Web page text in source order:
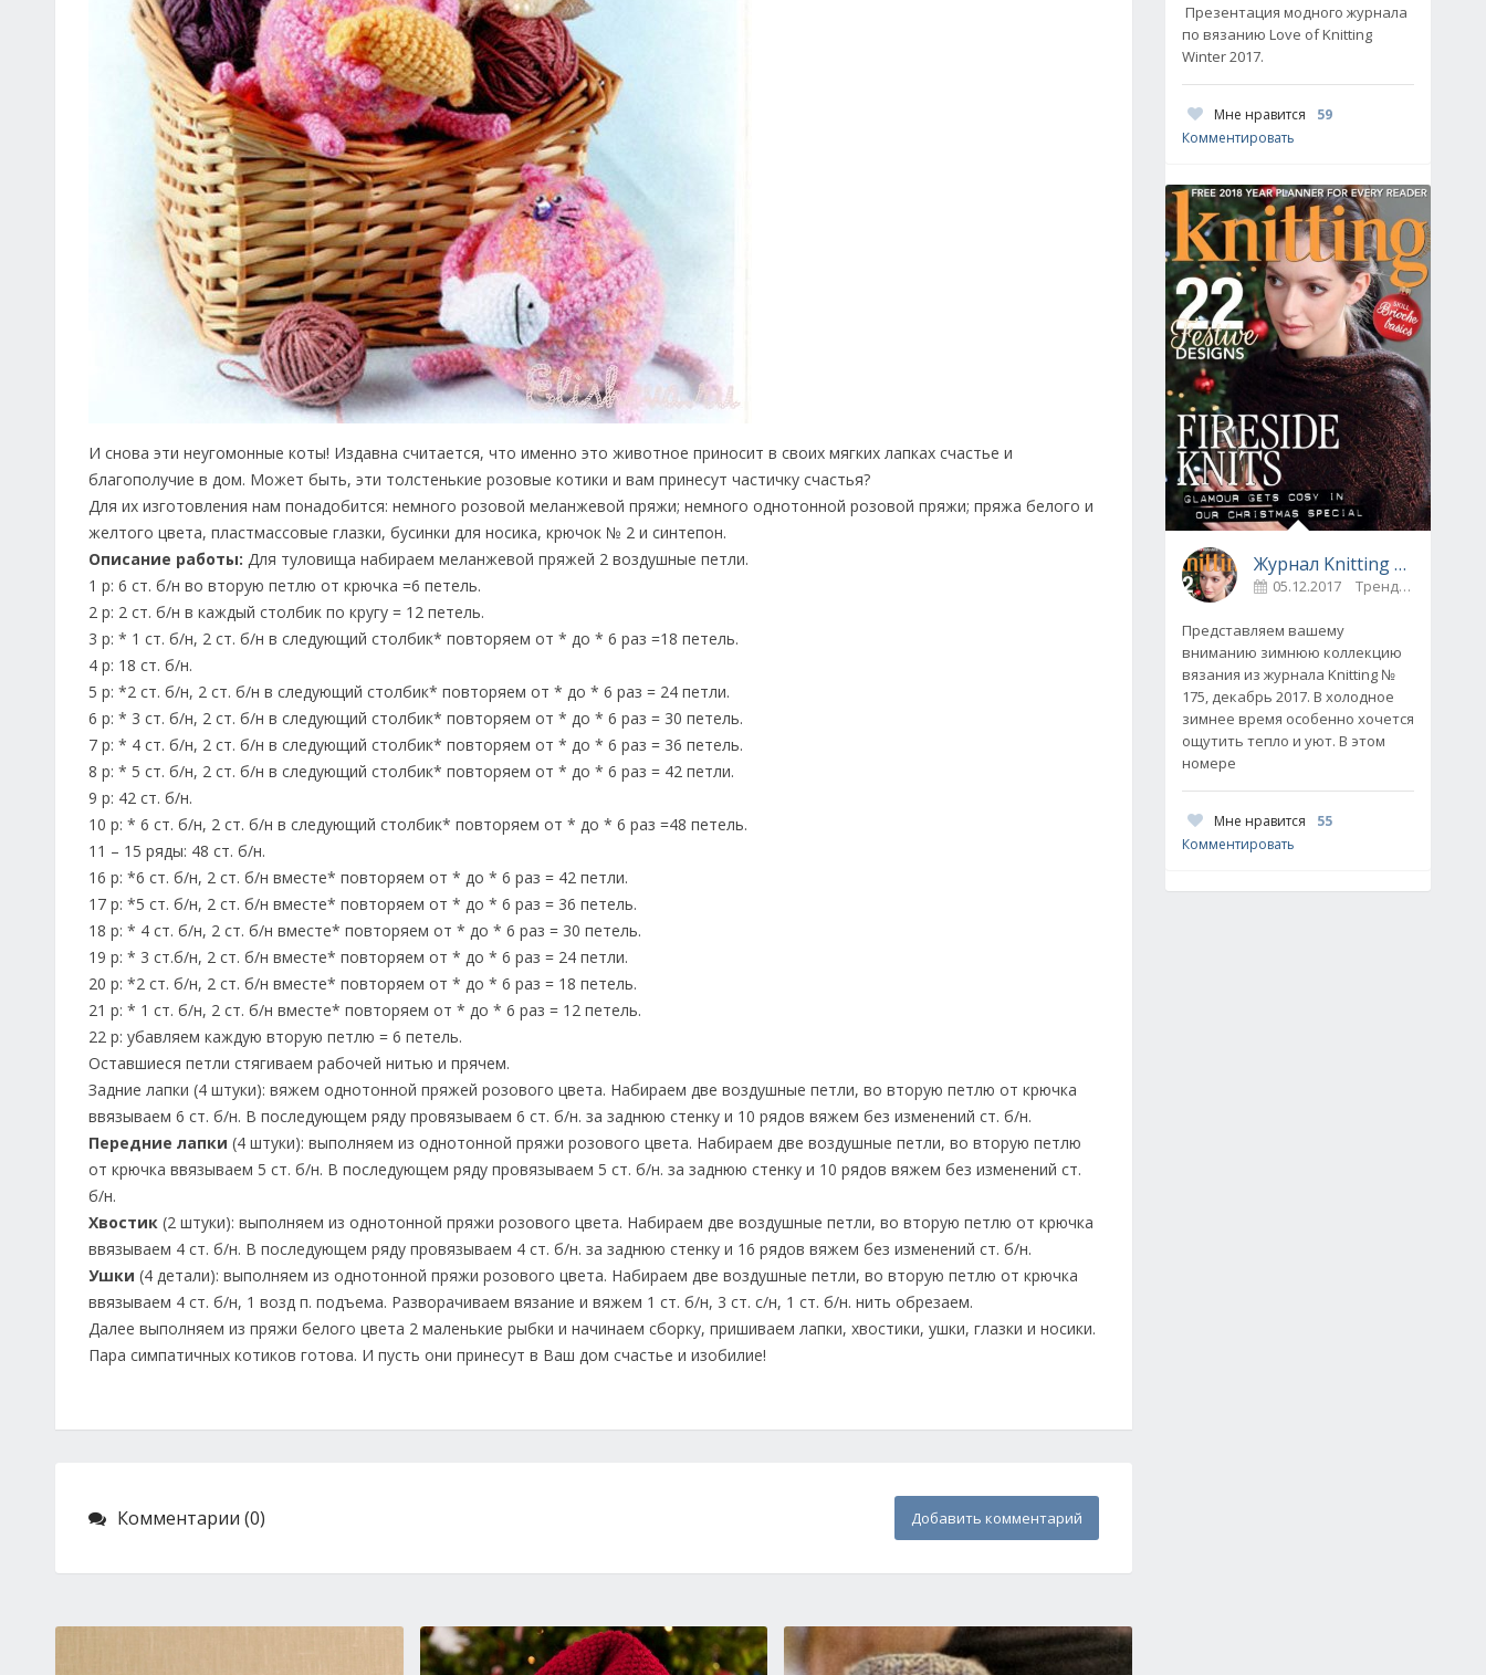
И снова эти неугомонные коты! Издавна считается, что именно это животное приносит в своих мягких лапках счастье и
благополучие в дом. Может быть, эти толстенькие розовые котики и вам принесут частичку счастья?
Для их изготовления нам понадобится: немного розовой меланжевой пряжи; немного однотонной розовой пряжи; пряжа белого и
желтого цвета, пластмассовые глазки, бусинки для носика, крючок № 2 и синтепон.
Описание работы: Для туловища набираем меланжевой пряжей 2 воздушные петли.
1 р: 6 ст. б/н во вторую петлю от крючка =6 петель.
2 р: 2 ст. б/н в каждый столбик по кругу = 12 петель.
3 р: * 1 ст. б/н, 2 ст. б/н в следующий столбик* повторяем от * до * 6 раз =18 петель.
4 р: 18 ст. б/н.
5 р: *2 ст. б/н, 2 ст. б/н в следующий столбик* повторяем от * до * 6 раз = 24 петли.
6 р: * 3 ст. б/н, 2 ст. б/н в следующий столбик* повторяем от * до * 6 раз = 30 петель.
7 р: * 4 ст. б/н, 2 ст. б/н в следующий столбик* повторяем от * до * 6 раз = 36 петель.
8 р: * 5 ст. б/н, 2 ст. б/н в следующий столбик* повторяем от * до * 6 раз = 42 петли.
9 р: 42 ст. б/н.
10 р: * 6 ст. б/н, 2 ст. б/н в следующий столбик* повторяем от * до * 6 раз =48 петель.
11 – 15 ряды: 48 ст. б/н.
16 р: *6 ст. б/н, 2 ст. б/н вместе* повторяем от * до * 6 раз = 42 петли.
17 р: *5 ст. б/н, 2 ст. б/н вместе* повторяем от * до * 6 раз = 36 петель.
18 р: * 4 ст. б/н, 2 ст. б/н вместе* повторяем от * до * 6 раз = 30 петель.
19 р: * 3 ст.б/н, 2 ст. б/н вместе* повторяем от * до * 6 раз = 24 петли.
20 р: *2 ст. б/н, 2 ст. б/н вместе* повторяем от * до * 6 раз = 18 петель.
21 р: * 1 ст. б/н, 2 ст. б/н вместе* повторяем от * до * 6 раз = 12 петель.
22 р: убавляем каждую вторую петлю = 6 петель.
Оставшиеся петли стягиваем рабочей нитью и прячем.
Задние лапки (4 штуки): вяжем однотонной пряжей розового цвета. Набираем две воздушные петли, во вторую петлю от крючка
ввязываем 6 ст. б/н. В последующем ряду провязываем 6 ст. б/н. за заднюю стенку и 10 рядов вяжем без изменений ст. б/н.
Передние лапки (4 штуки): выполняем из однотонной пряжи розового цвета. Набираем две воздушные петли, во вторую петлю
от крючка ввязываем 5 ст. б/н. В последующем ряду провязываем 5 ст. б/н. за заднюю стенку и 10 рядов вяжем без изменений ст.
б/н.
Хвостик (2 штуки): выполняем из однотонной пряжи розового цвета. Набираем две воздушные петли, во вторую петлю от крючка
ввязываем 4 ст. б/н. В последующем ряду провязываем 4 ст. б/н. за заднюю стенку и 16 рядов вяжем без изменений ст. б/н.
Ушки (4 детали): выполняем из однотонной пряжи розового цвета. Набираем две воздушные петли, во вторую петлю от крючка
ввязываем 4 ст. б/н, 1 возд п. подъема. Разворачиваем вязание и вяжем 1 ст. б/н, 3 ст. с/н, 1 ст. б/н. нить обрезаем.
Далее выполняем из пряжи белого цвета 2 маленькие рыбки и начинаем сборку, пришиваем лапки, хвостики, ушки, глазки и носики.
Пара симпатичных котиков готова. И пусть они принесут в Ваш дом счастье и изобилие!
Комментарии (0) Добавить комментарий
Презентация модного журнала
по вязанию Love of Knitting
Winter 2017.
Мне нравится
59
Комментировать
Журнал Knitting № 175, декабрь 2017
05.12.2017 Тренды
Представляем вашему
вниманию зимнюю коллекцию
вязания из журнала Knitting №
175, декабрь 2017. В холодное
зимнее время особенно хочется
ощутить тепло и уют. В этом
номере
Мне нравится
55
Комментировать